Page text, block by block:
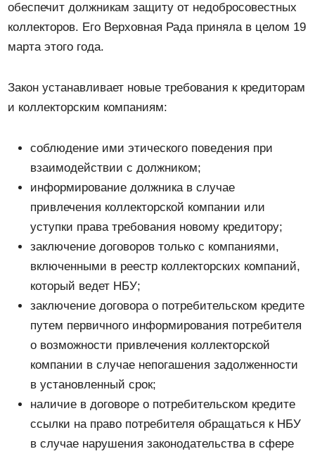
обеспечит должникам защиту от недобросовестных
коллекторов. Его Верховная Рада приняла в целом 19
марта этого года.
Закон устанавливает новые требования к кредиторам
и коллекторским компаниям:
соблюдение ими этического поведения при
взаимодействии с должником;
информирование должника в случае
привлечения коллекторской компании или
уступки права требования новому кредитору;
заключение договоров только с компаниями,
включенными в реестр коллекторских компаний,
который ведет НБУ;
заключение договора о потребительском кредите
путем первичного информирования потребителя
о возможности привлечения коллекторской
компании в случае непогашения задолженности
в установленный срок;
наличие в договоре о потребительском кредите
ссылки на право потребителя обращаться к НБУ
в случае нарушения законодательства в сфере